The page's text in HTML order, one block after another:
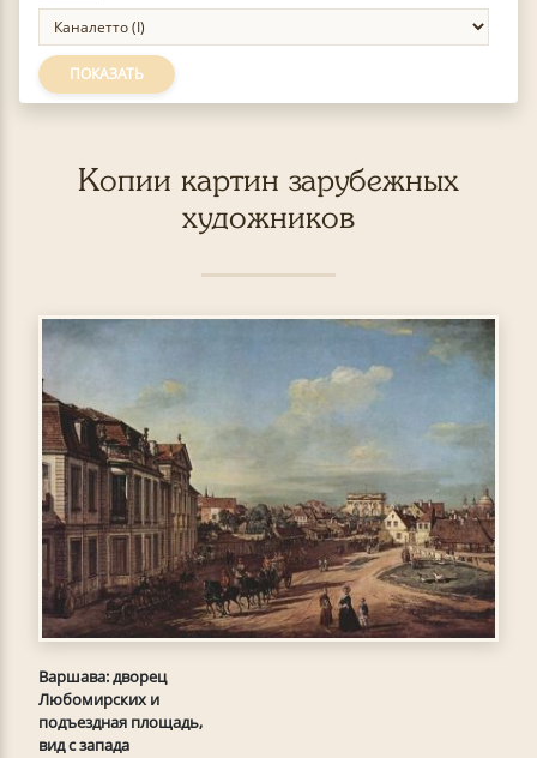
ПОКАЗАТЬ
Копии картин зарубежных
художников
Варшава: дворец
Любомирских и
подъездная площадь,
вид с запада